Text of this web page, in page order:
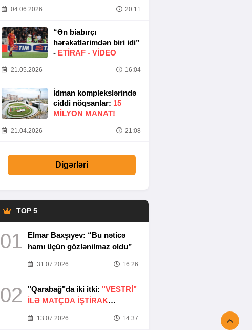
04.06.2026 20:11
“Ən biabırçı
hərəkətlərimdən biri idi”
- ETIRAF - VİDEO
21.05.2026 16:04
İdman komplekslərində
ciddi nöqsanlar: 15
MILYON MANAT!
21.04.2026 21:08
Digərləri
TOP 5
01
Elmar Baxşıyev: “Bu nəticə
hamı üçün gözlənilməz oldu”
31.07.2026 16:26
02 "Qarabağ"da iki itki: "VESTRİ"
İLƏ MATÇDA İŞTİRAK
13.07.2026 14:37